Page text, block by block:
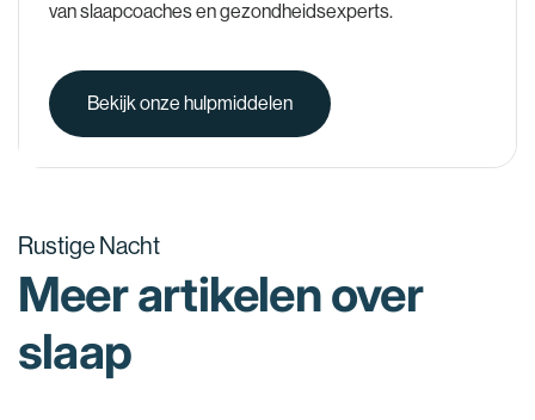
van slaapcoaches en gezondheidsexperts.
Bekijk onze hulpmiddelen
Meer artikelen over
slaap
Rustige Nacht